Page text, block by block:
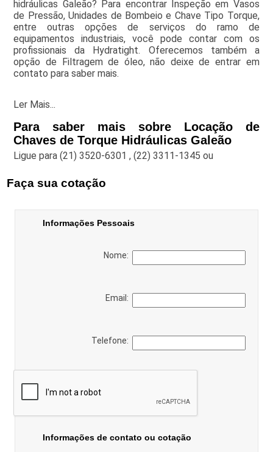
hidráulicas Galeão? Para encontrar Inspeção em Vasos
de Pressão, Unidades de Bombeio e Chave Tipo Torque,
entre outras opções de serviços do ramo de
equipamentos industriais, você pode contar com os
profissionais da Hydratight. Oferecemos também a
opção de Filtragem de óleo, não deixe de entrar em
contato para saber mais.
Ler Mais...
Para saber mais sobre Locação de
Chaves de Torque Hidráulicas Galeão
Ligue para(21) 3520-6301 ,(22) 3311-1345 ou
Faça sua cotação
Informações Pessoais
Nome:
Email:
Telefone:
Informações de contato ou cotação